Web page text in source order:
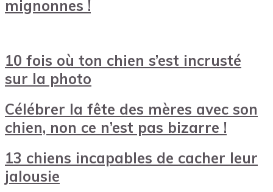
mignonnes !
10 fois où ton chien s’est incrusté
sur la photo
Célébrer la fête des mères avec son
chien, non ce n’est pas bizarre !
13 chiens incapables de cacher leur
jalousie